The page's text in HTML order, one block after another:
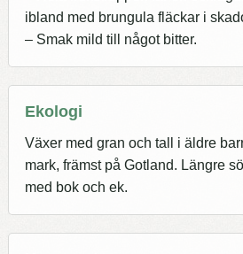
ibland med brungula fläckar i
– Smak mild till något bitter.
Ekologi
Växer med gran och tall i äldre
mark, främst på Gotland. Längre
med bok och ek.